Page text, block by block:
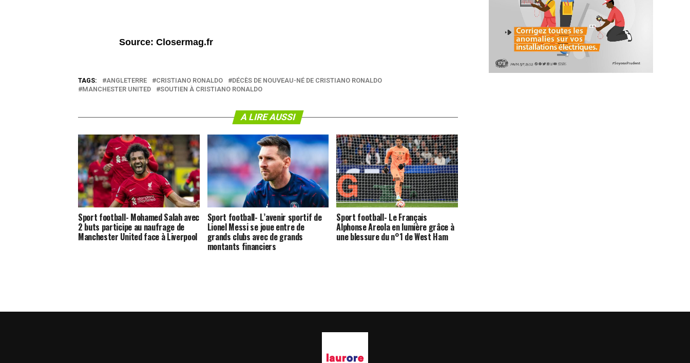
Source: Closermag.fr
TAGS: ANGLETERRE CRISTIANO RONALDO
DÉCÈS DE NOUVEAU-NÉ DE CRISTIANO RONALDO
MANCHESTER UNITED
SOUTIEN À CRISTIANO RONALDO
A LIRE AUSSI
Sport football- Mohamed Salah avec
2 buts participe au naufrage de
Manchester United face à Liverpool
Sport football- L’avenir sportif de
Lionel Messi se joue entre de
grands clubs avec de grands
montants financiers
Sport football- Le Français
Alphonse Areola en lumière grâce à
une blessure du n°1 de West Ham